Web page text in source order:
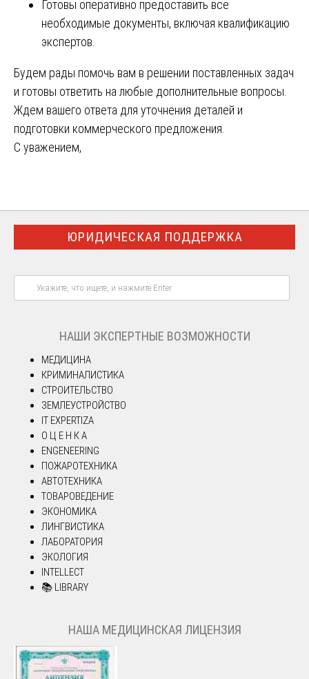
Готовы оперативно предоставить все
необходимые документы, включая квалификацию
экспертов.
Будем рады помочь вам в решении поставленных задач
и готовы ответить на любые дополнительные вопросы.
Ждем вашего ответа для уточнения деталей и
подготовки коммерческого предложения.
С уважением,
ЮРИДИЧЕСКАЯ ПОДДЕРЖКА
НАШИ ЭКСПЕРТНЫЕ ВОЗМОЖНОСТИ
МЕДИЦИНА
КРИМИНАЛИСТИКА
СТРОИТЕЛЬСТВО
ЗЕМЛЕУСТРОЙСТВО
IT EXPERTIZA
О Ц Е Н К А
ENGENEERING
ПОЖАРОТЕХНИКА
АВТОТЕХНИКА
ТОВАРОВЕДЕНИЕ
ЭКОНОМИКА
ЛИНГВИСТИКА
ЛАБОРАТОРИЯ
ЭКОЛОГИЯ
INTELLECT
📚 LIBRARY
НАША МЕДИЦИНСКАЯ ЛИЦЕНЗИЯ